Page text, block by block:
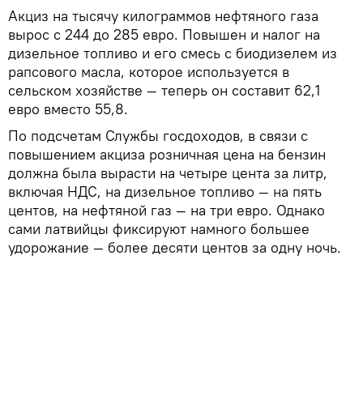
Акциз на тысячу килограммов нефтяного газа
вырос с 244 до 285 евро. Повышен и налог на
дизельное топливо и его смесь с биодизелем из
рапсового масла, которое используется в
сельском хозяйстве — теперь он составит 62,1
евро вместо 55,8.
По подсчетам Службы госдоходов, в связи с
повышением акциза розничная цена на бензин
должна была вырасти на четыре цента за литр,
включая НДС, на дизельное топливо — на пять
центов, на нефтяной газ — на три евро. Однако
сами латвийцы фиксируют намного большее
удорожание — более десяти центов за одну ночь.